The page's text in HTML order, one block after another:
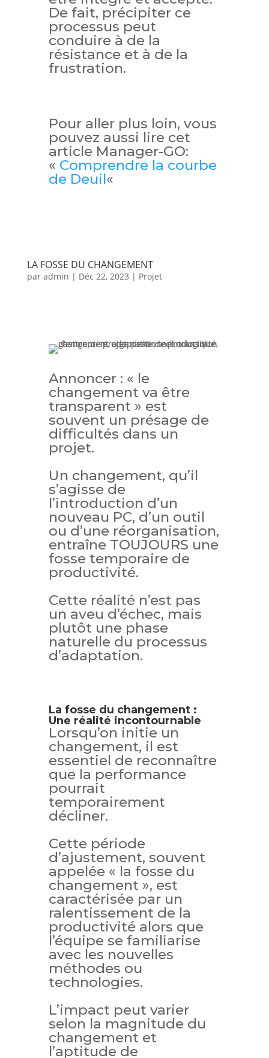
De fait, précipiter ce
processus peut
conduire à de la
résistance et à de la
frustration.
Pour aller plus loin, vous
pouvez aussi lire cet
article Manager-GO:
« Comprendre la courbe
de Deuil«
LA FOSSE DU CHANGEMENT
par admin | Déc 22, 2023 | Projet
Annoncer : « le
changement va être
transparent » est
souvent un présage de
difficultés dans un
projet.
Un changement, qu’il
s’agisse de
l’introduction d’un
nouveau PC, d’un outil
ou d’une réorganisation,
entraîne TOUJOURS une
fosse temporaire de
productivité.
Cette réalité n’est pas
un aveu d’échec, mais
plutôt une phase
naturelle du processus
d’adaptation.
La fosse du changement :
Une réalité incontournable
Lorsqu’on initie un
changement, il est
essentiel de reconnaître
que la performance
pourrait
temporairement
décliner.
Cette période
d’ajustement, souvent
appelée « la fosse du
changement », est
caractérisée par un
ralentissement de la
productivité alors que
l’équipe se familiarise
avec les nouvelles
méthodes ou
technologies.
L’impact peut varier
selon la magnitude du
changement et
l’aptitude de